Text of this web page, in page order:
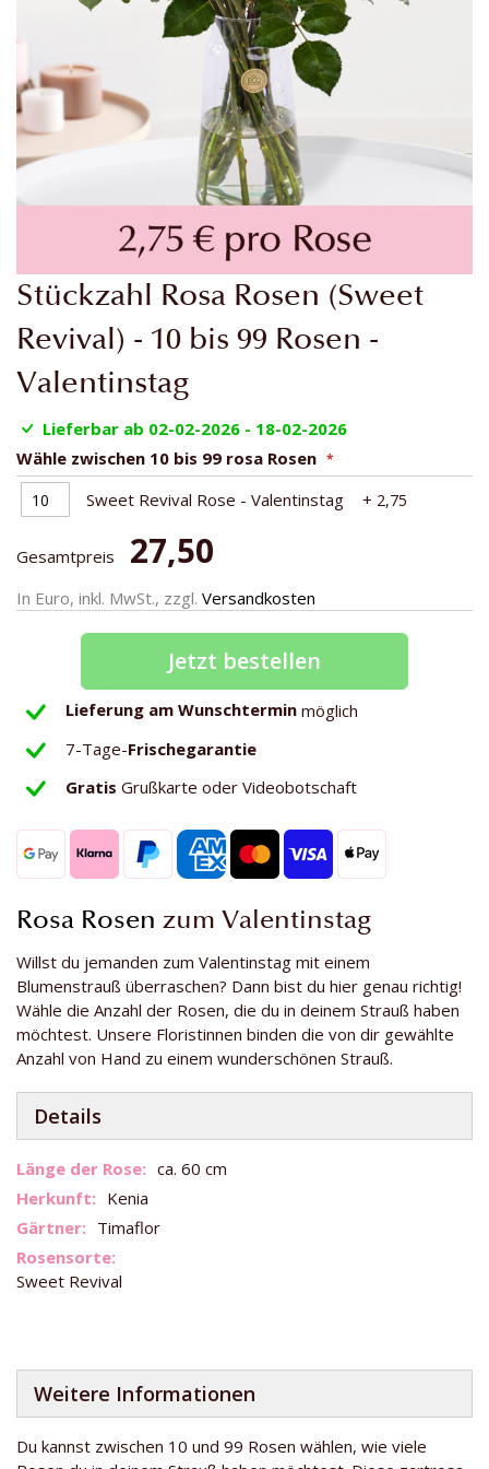
Stückzahl Rosa Rosen (Sweet
Revival) - 10 bis 99 Rosen -
Valentinstag
Lieferbar ab 02-02-2026 - 18-02-2026
Wähle zwischen 10 bis 99 rosa Rosen
Sweet Revival Rose - Valentinstag
+ 2,75
Gesamtpreis 27,50
In Euro, inkl. MwSt., zzgl. Versandkosten
Jetzt bestellen
Lieferung am Wunschtermin möglich
7-Tage-Frischegarantie
Gratis Grußkarte oder Videobotschaft
Rosa Rosen zum Valentinstag
Willst du jemanden zum Valentinstag mit einem
Blumenstrauß überraschen? Dann bist du hier genau richtig!
Wähle die Anzahl der Rosen, die du in deinem Strauß haben
möchtest. Unsere Floristinnen binden die von dir gewählte
Anzahl von Hand zu einem wunderschönen Strauß.
Details
Weitere
Informationen
ca. 60 cm
Kenia
Timaflor
Sweet Revival
Weitere Informationen
Du kannst zwischen 10 und 99 Rosen wählen, wie viele
Zum
Anfang
der
springen